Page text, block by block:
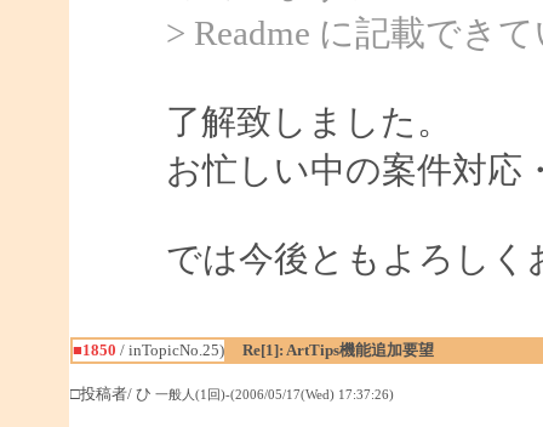
> Readme に記載でき
了解致しました。
お忙しい中の案件対応
では今後ともよろしく
■1850 / inTopicNo.25) Re[1]: ArtTips機能追加要望
□投稿者/ ひ 一般人(1回)-(2006/05/17(Wed) 17:37:26)